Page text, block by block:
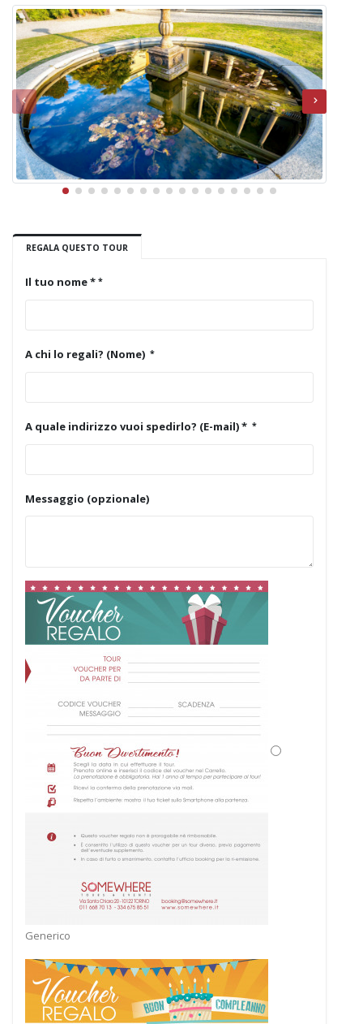
REGALA QUESTO TOUR
Il tuo nome *
A chi lo regali? (Nome)
A quale indirizzo vuoi spedirlo? (E-mail) *
Messaggio (opzionale)
Generico